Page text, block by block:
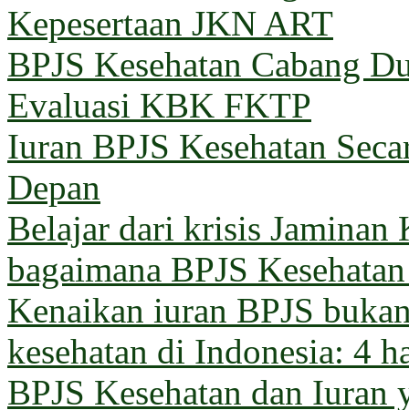
Kepesertaan JKN ART
BPJS Kesehatan Cabang
Evaluasi KBK FKTP
Iuran BPJS Kesehatan
Depan
Belajar dari krisis Jaminan
bagaimana BPJS
Kenaikan iuran BPJS
kesehatan di Indonesia: 4
BPJS Kesehatan dan